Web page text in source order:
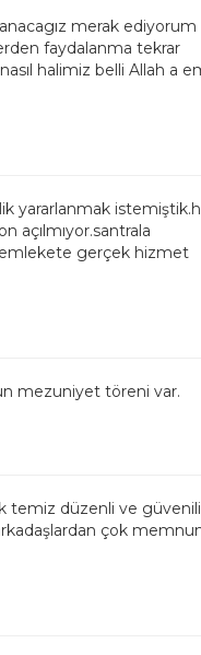
merak ediyorum
faydalanma tekrar
halimiz belli Allah a
açılmıyor.santrala
gerçek hizmet
mezuniyet töreni var.
temiz düzenli ve
çok